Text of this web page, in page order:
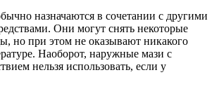
назначаются в сочетании с другими
Они могут снять некоторые
но при этом не оказывают никакого
Наоборот, наружные мази с
нельзя использовать, если у